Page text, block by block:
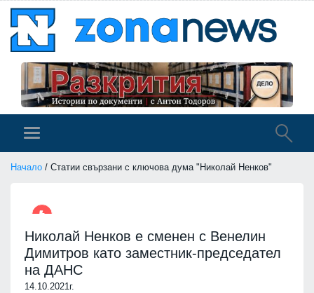
Начало / Статии свързани с ключова дума "Николай Ненков"
Николай Ненков е сменен с Венелин
Димитров като заместник-председател
на ДАНС
14.10.2021г.